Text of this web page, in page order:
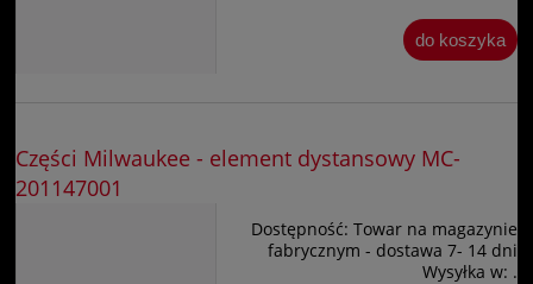
do koszyka
Części Milwaukee - element dystansowy MC-
201147001
Dostępność: Towar na magazynie
fabrycznym - dostawa 7- 14 dni
Wysyłka w: .